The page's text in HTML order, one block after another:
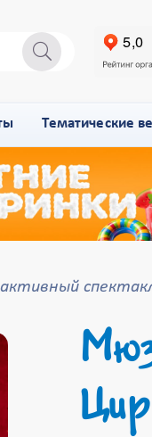
Тематические